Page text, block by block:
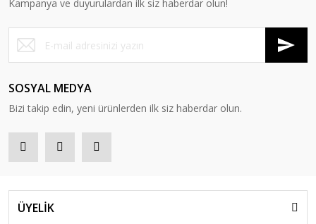
Kampanya ve duyurulardan ilk siz haberdar olun!
SOSYAL MEDYA
Bizi takip edin, yeni ürünlerden ilk siz haberdar olun.
ÜYELİK